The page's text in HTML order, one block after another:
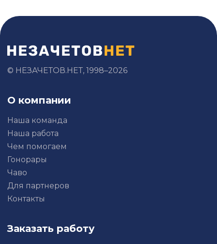
© НЕЗАЧЕТОВ.НЕТ, 1998–2026
О компании
Наша команда
Наша работа
Чем помогаем
Гонорары
Чаво
Для партнеров
Контакты
Заказать работу